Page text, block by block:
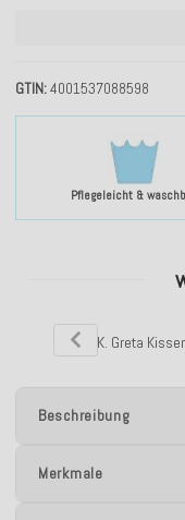
Pflegeleicht &
GTIN 4001537088598
H.O.C.K. Greta
Beschreibung
Merkmale